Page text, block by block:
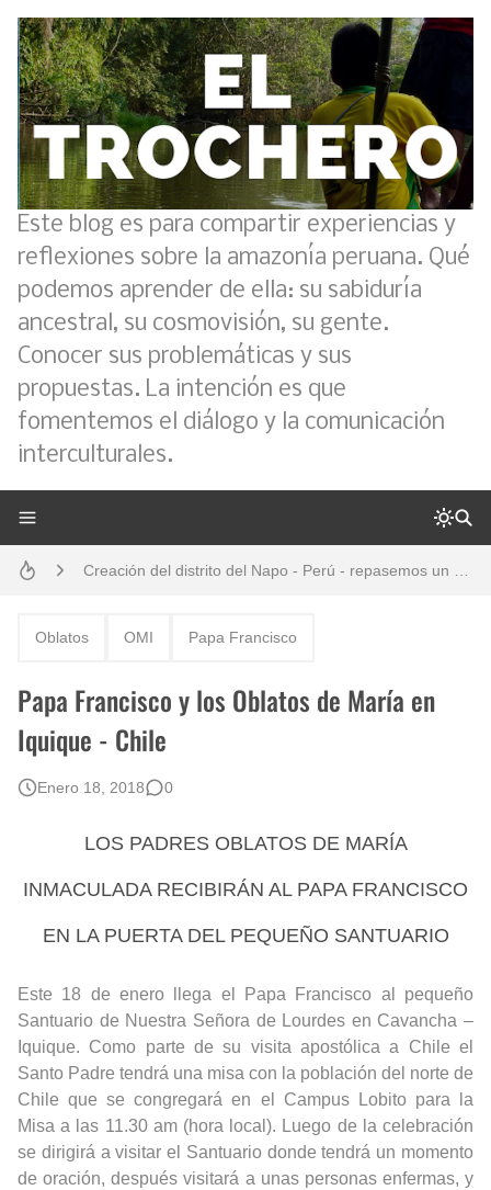
Este blog es para compartir experiencias y
reflexiones sobre la amazonía peruana. Qué
podemos aprender de ella: su sabiduría
ancestral, su cosmovisión, su gente.
Conocer sus problemáticas y sus
propuestas. La intención es que
fomentemos el diálogo y la comunicación
interculturales.
Análisis: Metodología de transversalización enfoque intercultural
Oblatos OMI Papa Francisco
Papa Francisco y los Oblatos de María en
Iquique - Chile
Enero 18, 2018 0
LOS PADRES OBLATOS DE MARÍA
INMACULADA RECIBIRÁN AL PAPA FRANCISCO
EN LA PUERTA DEL PEQUEÑO SANTUARIO
Este 18 de enero llega el Papa Francisco al pequeño
Santuario de Nuestra Señora de Lourdes en Cavancha –
Iquique. Como parte de su visita apostólica a Chile el
Santo Padre tendrá una misa con la población del norte de
Chile que se congregará en el Campus Lobito para la
Misa a las 11.30 am (hora local). Luego de la celebración
se dirigirá a visitar el Santuario donde tendrá un momento
de oración, después visitará a unas personas enfermas, y